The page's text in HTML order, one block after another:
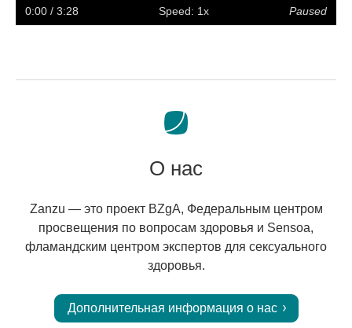
captions
full
screen
0:00 / 3:28 Speed: 1x Paused
О нас
Zanzu — это проект BZgA, Федеральным центром
просвещения по вопросам здоровья и Sensoa,
фламандским центром экспертов для сексуального
здоровья.
Дополнительная информация о нас